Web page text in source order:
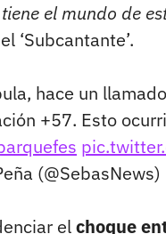
el mundo de
‘Subcantante’.
hace un
+57. Esto
(@SebasNews)
elchoque